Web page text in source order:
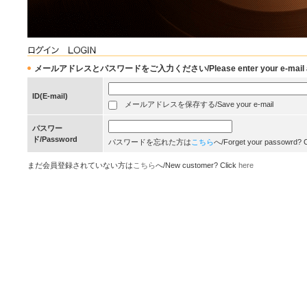
メールアドレスとパスワードをご入力ください/Please enter your e-
ID(E-mail)
メールアドレスを保存する/Save your e-mail
パスワー
ド/Password
パスワードを忘れた方は こちらへ/Forget your passowrd?
まだ会員登録されていない方は こちらへ/New customer? Click here